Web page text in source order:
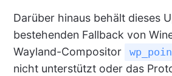
Darüber hinaus behält dieses
bestehenden Fallback von
Wayland-Compositor
nicht unterstützt oder das